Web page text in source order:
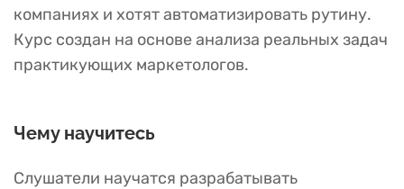
компаниях и хотят автоматизировать рутину.
Курс создан на основе анализа реальных задач
практикующих маркетологов.
Чему научитесь
Слушатели научатся разрабатывать